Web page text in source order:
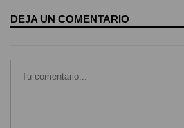
DEJA UN COMENTARIO